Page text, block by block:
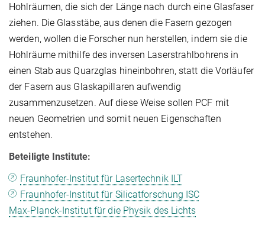
Hohlräumen, die sich der Länge nach durch eine Glasfaser
ziehen. Die Glasstäbe, aus denen die Fasern gezogen
werden, wollen die Forscher nun herstellen, indem sie die
Hohlräume mithilfe des inversen Laserstrahlbohrens in
einen Stab aus Quarzglas hineinbohren, statt die Vorläufer
der Fasern aus Glaskapillaren aufwendig
zusammenzusetzen. Auf diese Weise sollen PCF mit
neuen Geometrien und somit neuen Eigenschaften
entstehen.
Beteiligte Institute:
Fraunhofer-Institut für Lasertechnik ILT
Fraunhofer-Institut für Silicatforschung ISC
Max-Planck-Institut für die Physik des Lichts